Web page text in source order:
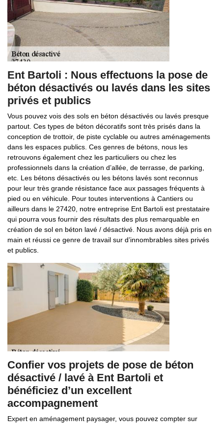
Ent Bartoli : Nous effectuons la pose de
béton désactivés ou lavés dans les sites
privés et publics
Vous pouvez vois des sols en béton désactivés ou lavés presque
partout. Ces types de béton décoratifs sont très prisés dans la
conception de trottoir, de piste cyclable ou autres aménagements
dans les espaces publics. Ces genres de bétons, nous les
retrouvons également chez les particuliers ou chez les
professionnels dans la création d’allée, de terrasse, de parking,
etc. Les bétons désactivés ou les bétons lavés sont reconnus
pour leur très grande résistance face aux passages fréquents à
pied ou en véhicule. Pour toutes interventions à Cantiers ou
ailleurs dans le 27420, notre entreprise Ent Bartoli est prestataire
qui pourra vous fournir des résultats des plus remarquable en
création de sol en béton lavé / désactivé. Nous avons déjà pris en
main et réussi ce genre de travail sur d’innombrables sites privés
et publics.
Confier vos projets de pose de béton
désactivé / lavé à Ent Bartoli et
bénéficiez d’un excellent
accompagnement
Expert en aménagement paysager, vous pouvez compter sur